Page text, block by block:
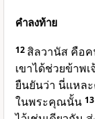
คำลงท้าย
12 สิลวานัส คือ
เขาได้ช่วยข้าพ
ยืนยันว่า นี่แหล
ในพระคุณนั้น 13